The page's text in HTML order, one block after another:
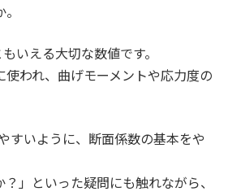
いえる大切な数値です。
われ、曲げモーメントや応力度の
すいように、断面係数の基本をや
」といった疑問にも触れながら、